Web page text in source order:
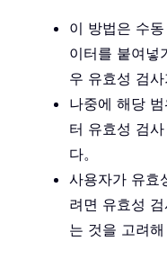
이 방법은 수
이터를 붙여넣
우 유효성 검사
나중에 해당
터 유효성 검
다。
사용자가 유효
려면 유효성
는 것을 고려해